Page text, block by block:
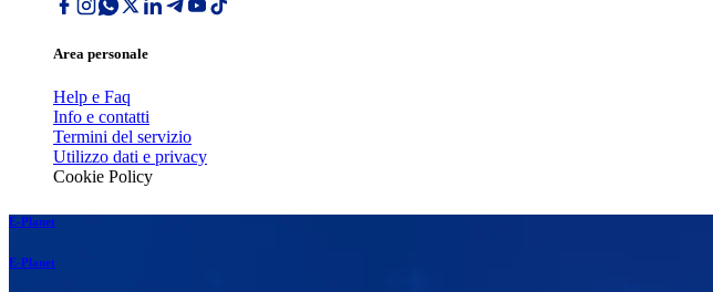
Area personale
Help e Faq
Info e contatti
Termini del servizio
Utilizzo dati e privacy
Cookie Policy
E-Planet
E-Planet